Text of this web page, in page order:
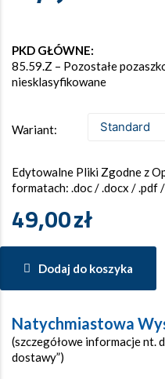
PKD GŁÓWNE:
85.59.Z – Pozostałe
niesklasyfikowane
Wariant:
Edytowalne Pliki Zgodne z
formatach: .doc / .docx / .pdf
49,00zł
Dodaj do koszyka
Natychmiastowa
(szczegółowe informacje nt.
dostawy”)